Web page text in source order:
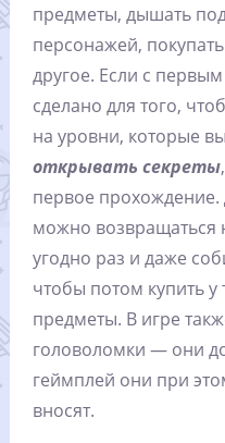
предметы, дышать
персонажей,
другое. Если с
сделано для того,
на уровни, которые
открывать секреты
первое прохождение.
можно возвращаться
угодно раз и даже
чтобы потом купить
предметы. В игре
головоломки — они
геймплей они при
вносят.